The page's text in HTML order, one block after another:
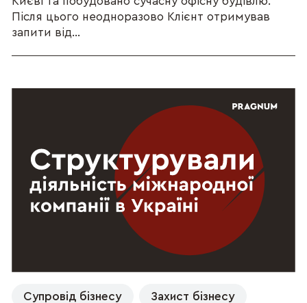
Після цього неодноразово Клієнт отримував
запити від...
Супровід бізнесу Захист бізнесу